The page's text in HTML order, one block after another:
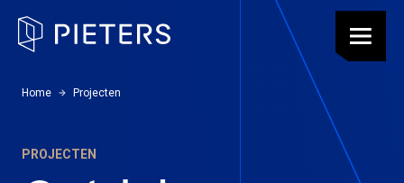
Pieters, terug naar de homepagina
Menu
U bevindt zich hier:
Home Projecten
PROJECTEN